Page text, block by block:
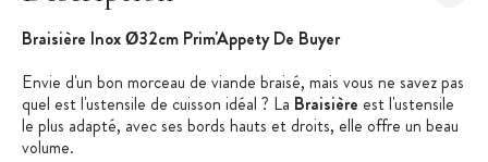
Braisière Inox Ø32cm Prim'Appety De Buyer
Envie d'un bon morceau de viande braisé, mais vous ne savez pas
quel est l'ustensile de cuisson idéal ? La Braisière est l'ustensile
le plus adapté, avec ses bords hauts et droits, elle offre un beau
volume.